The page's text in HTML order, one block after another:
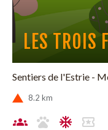
LES TROIS
Sentiers de l'Estrie -
8.2 km